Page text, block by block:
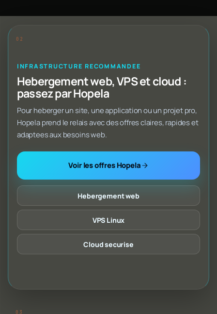
INFRASTRUCTURE RECOMMANDEE
Hebergement web, VPS et cloud :
passez par Hopela
Pour heberger un site, une application ou un projet pro,
Hopela prend le relais avec des offres claires, rapides et
adaptees aux besoins web.
Voir les offres Hopela
Hebergement web
VPS Linux
Cloud securise